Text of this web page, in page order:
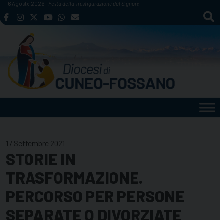
Skip
to
6 Agosto 2026 Festa della Trasfigurazione del Signore
17 Settembre 2021
STORIE IN
TRASFORMAZIONE.
PERCORSO PER PERSONE
SEPARATE O DIVORZIATE